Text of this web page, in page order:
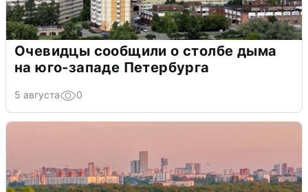
Очевидцы сообщили о столбе дыма
на юго-западе Петербурга
5 августа 0